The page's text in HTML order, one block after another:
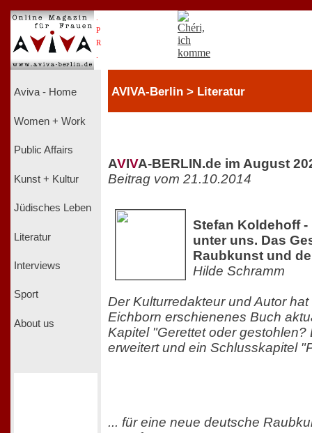
P
R
Aviva - Home
Women + Work
Public Affairs
Kunst + Kultur
Jüdisches Leben
Literatur
Interviews
Sport
About us
AVIVA-Berlin > Literatur
AVIVA-BERLIN.de im August
Beitrag vom 21.10.2014
Stefan Koldehoff
unter uns. Das
Raubkunst und
Hilde Schramm
Der Kulturredakteur und Autor
Eichborn erschienenes Buch
Kapitel "Gerettet oder gestohlen?
erweitert und ein Schlusskapitel
... für eine neue deutsche